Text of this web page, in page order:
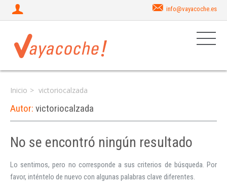
Iniciar sesión
info@vayacoche.es
Inicio victoriocalzada
Autor: victoriocalzada
No se encontró ningún resultado
Lo sentimos, pero no corresponde a sus criterios de búsqueda. Por
favor, inténtelo de nuevo con algunas palabras clave diferentes.